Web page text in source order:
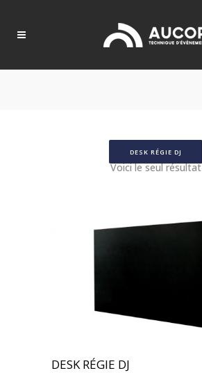
DESK RÉGIE DJ
Voici le seul résultat
DESK RÉGIE DJ